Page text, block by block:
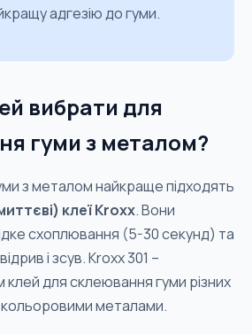
адгезію до гуми.
вибрати для
гуми з металом?
з металом найкраще підходять
клеї Kroxx. Вони
схоплювання (5-30 секунд) та
і зсув. Kroxx 301 –
для склеювання гуми різних
кольоровими металами.